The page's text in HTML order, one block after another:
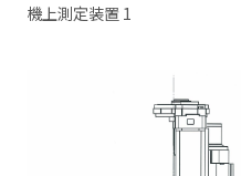
機上測定装置 1